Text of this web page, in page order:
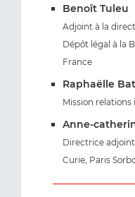
Benoît Tuleu
Adjoint à la
Dépôt légal à la
France
Raphaëlle
Mission
Anne-
Directrice
Curie, Paris